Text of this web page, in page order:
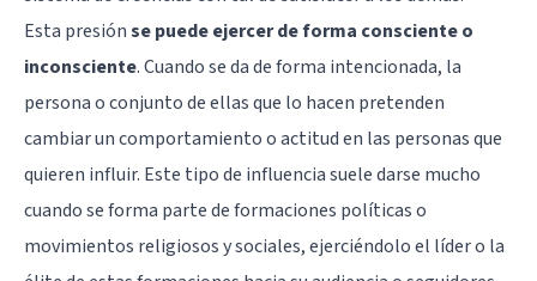
Esta presiónse puede ejercer de forma consciente o
inconsciente. Cuando se da de forma intencionada, la
persona o conjunto de ellas que lo hacen pretenden
cambiar un comportamiento o actitud en las personas que
quieren influir. Este tipo de influencia suele darse mucho
cuando se forma parte de formaciones políticas o
movimientos religiosos y sociales, ejerciéndolo el líder o la